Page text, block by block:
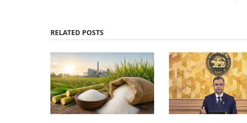
RELATED POSTS
वाला यूडीएफ स्पष्ट बहुमत
आंसू गैस से तनाव, संसद में भी गूंजा मामला
Ajeet Singh Jul 20, 2026
पेपर लीक, शिक्षा व्यवस्था में भ्रष्टाचार और रोजगार जैसे मुद्दों को लेकर हजारों
युवा...